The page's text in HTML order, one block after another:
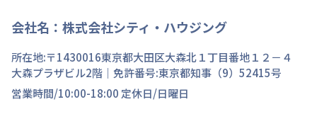
会社名： 株式会社シティ・ハウジング
所在地:〒1430016東京都大田区大森北１丁目番地１２－４
大森プラザビル2階 ｜免許番号:東京都知事（9）52415号
営業時間/10:00-18:00 定休日/日曜日